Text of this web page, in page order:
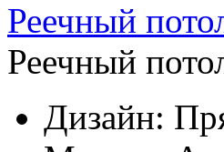
Реечный
Реечный
Дизайн: